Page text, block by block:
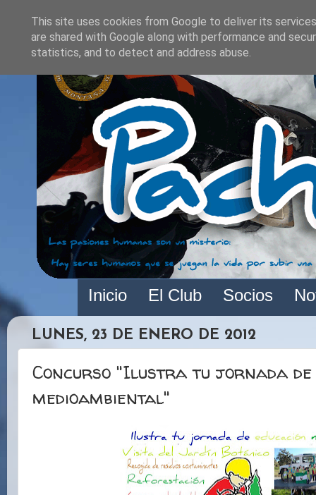
Inicio El Club Socios
LUNES, 23 DE ENERO DE 2012
Concurso "Ilustra tu jornada de
medioambiental"
This site uses cookies from Google to deliver its
are shared with Google along with performance and
statistics, and to detect and address abuse.